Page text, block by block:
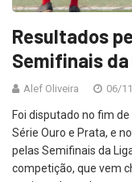
Resultados
Semifinais
Alef Oliveira 06/
Foi disputado no fim
Série Ouro e Prata, e
pelas Semifinais da
competição, que vem